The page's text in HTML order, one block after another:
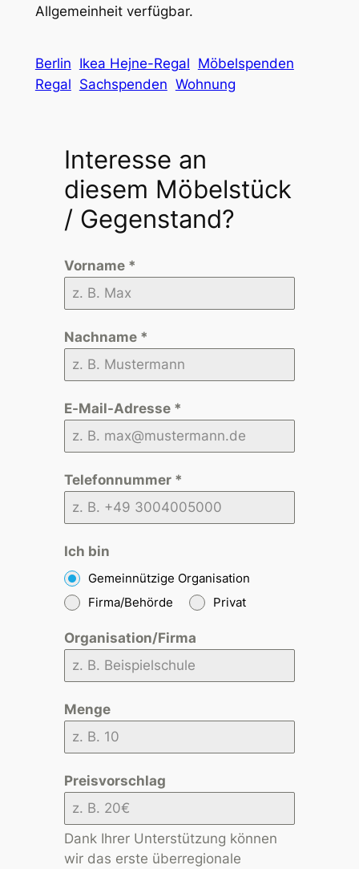
Allgemeinheit verfügbar.
Berlin Ikea Hejne-Regal Möbelspenden
Regal Sachspenden Wohnung
Interesse an
diesem Möbelstück
/ Gegenstand?
Vorname *
Nachname *
E-Mail-Adresse *
Telefonnummer *
Ich bin
Gemeinnützige Organisation
Firma/Behörde
Privat
Organisation/Firma
Menge
Preisvorschlag
Dank Ihrer Unterstützung können
wir das erste überregionale